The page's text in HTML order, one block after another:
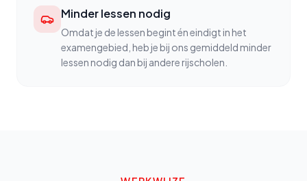
Minder lessen nodig
Omdat je de lessen begint én eindigt in het
examengebied, heb je bij ons gemiddeld minder
lessen nodig dan bij andere rijscholen.